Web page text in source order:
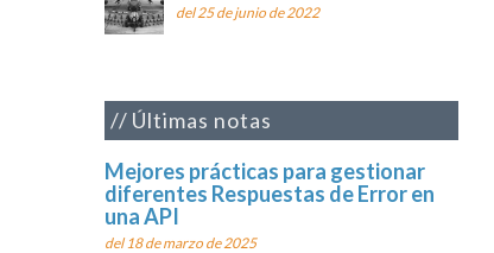
del 25 de junio de 2022
Últimas notas
Mejores prácticas para gestionar
diferentes Respuestas de Error en
una API
del 18 de marzo de 2025